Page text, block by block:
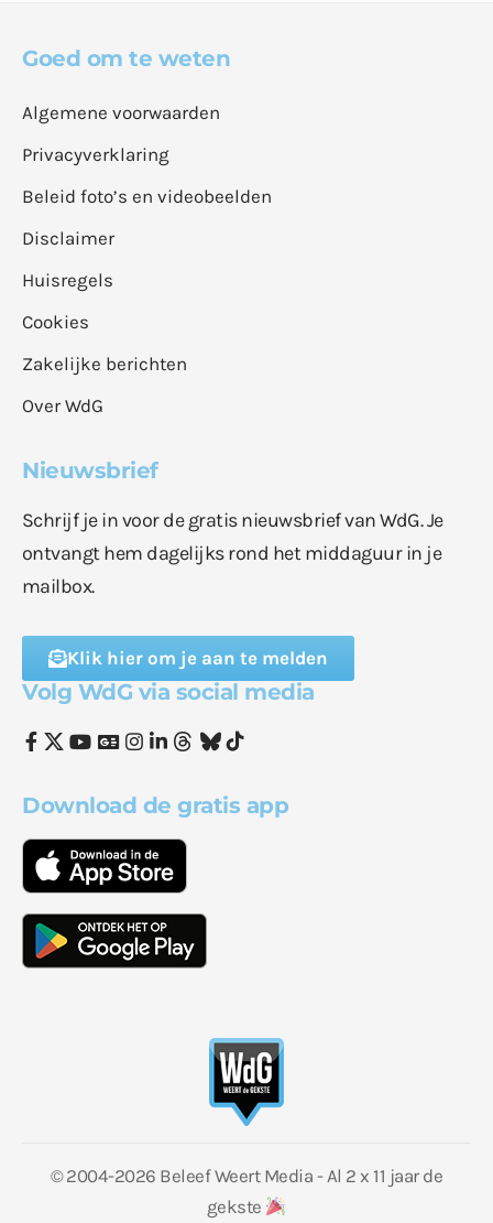
Goed om te weten
Algemene voorwaarden
Privacyverklaring
Beleid foto’s en videobeelden
Disclaimer
Huisregels
Cookies
Zakelijke berichten
Over WdG
Nieuwsbrief
Schrijf je in voor de gratis nieuwsbrief van WdG. Je
ontvangt hem dagelijks rond het middaguur in je
mailbox.
Klik hier om je aan te melden
Volg WdG via social media
Download de gratis app
© 2004-2026 Beleef Weert Media - Al 2 x 11 jaar de
gekste